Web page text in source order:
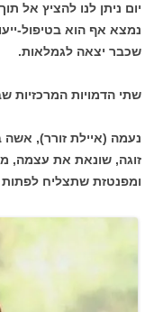
יום ניתן לנו להציץ אל
נמצא אף הוא בטיפול-
שכבר יצאה לגמלאות.
שתי הדמויות המרכזיות
זוגה, שונאת את עצמה,
ומפנטזת שתצליח לפתות